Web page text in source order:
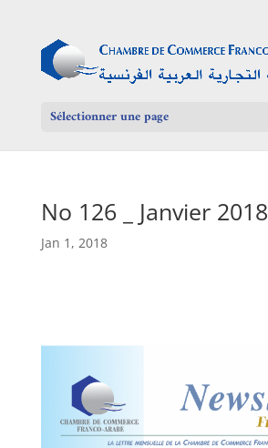
Sélectionner une page
No 126 _ Janvier 2018
Jan 1, 2018